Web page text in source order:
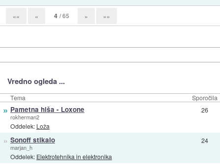
«« « 4 / 65 » »»
Vredno ogleda ...
Tema Sporočila
» Pametna hiša - Loxone
rokherman2
Oddelek: Loža
26
» Sonoff stikalo
marjan_h
Oddelek: Elektrotehnika in elektronika
24